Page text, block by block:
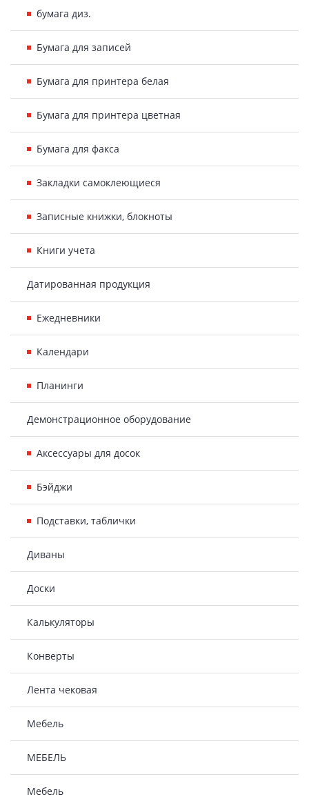
бумага диз.
Бумага для записей
Бумага для принтера белая
Бумага для принтера цветная
Бумага для факса
Закладки самоклеющиеся
Записные книжки, блокноты
Книги учета
Датированная продукция
Ежедневники
Календари
Планинги
Демонстрационное оборудование
Аксессуары для досок
Бэйджи
Подставки, таблички
Диваны
Доски
Калькуляторы
Конверты
Лента чековая
Мебель
МЕБЕЛЬ
Мебель